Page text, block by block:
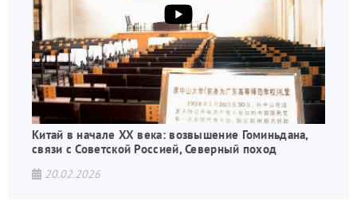
Китай в начале XX века: возвышение Гоминьдана,
связи с Советской Россией, Северный поход
20.02.2026